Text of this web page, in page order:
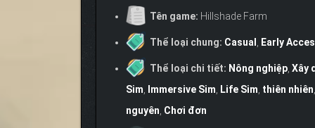
Tên game: Hillshade Farm
Thể loại chung: Casual , Early
Thể loại chi tiết: Nông nghiệp, Xây
Sim, Immersive Sim, Life Sim, thiên nhiên
nguyên, Chơi đơn